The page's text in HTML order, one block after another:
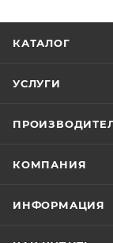
КАТАЛОГ
УСЛУГИ
КОМПАНИЯ
ИНФОРМАЦИЯ